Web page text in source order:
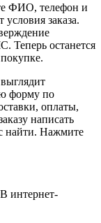
ФИО, телефон и
заказа.
Теперь останется
форму по
оплаты,
написать
найти. Нажмите
интернет-